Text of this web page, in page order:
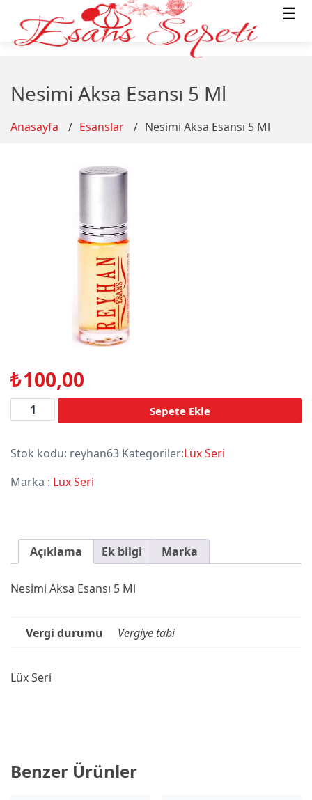
☰
Nesimi Aksa Esansı 5 Ml
Anasayfa Esanslar Nesimi Aksa Esansı 5 Ml
₺100,00
Adet Sepete Ekle
Stok kodu: reyhan63 Kategoriler:Lüx Seri
Marka : Lüx Seri
Açıklama Ek bilgi Marka
Nesimi Aksa Esansı 5 Ml
Vergi durumu Vergiye tabi
Lüx Seri
Benzer Ürünler